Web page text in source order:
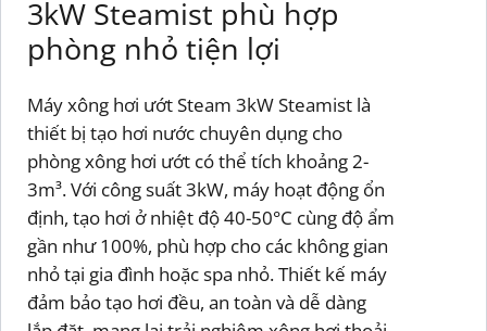
3kW Steamist phù hợp
phòng nhỏ tiện lợi
Máy xông hơi ướt Steam 3kW Steamist là
thiết bị tạo hơi nước chuyên dụng cho
phòng xông hơi ướt có thể tích khoảng 2-
3m³. Với công suất 3kW, máy hoạt động ổn
định, tạo hơi ở nhiệt độ 40-50°C cùng độ ẩm
gần như 100%, phù hợp cho các không gian
nhỏ tại gia đình hoặc spa nhỏ. Thiết kế máy
đảm bảo tạo hơi đều, an toàn và dễ dàng